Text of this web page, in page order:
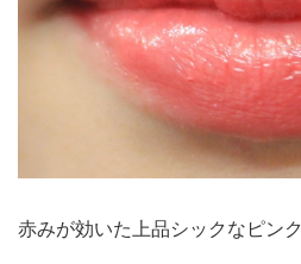
赤みが効いた上品シックなピンク